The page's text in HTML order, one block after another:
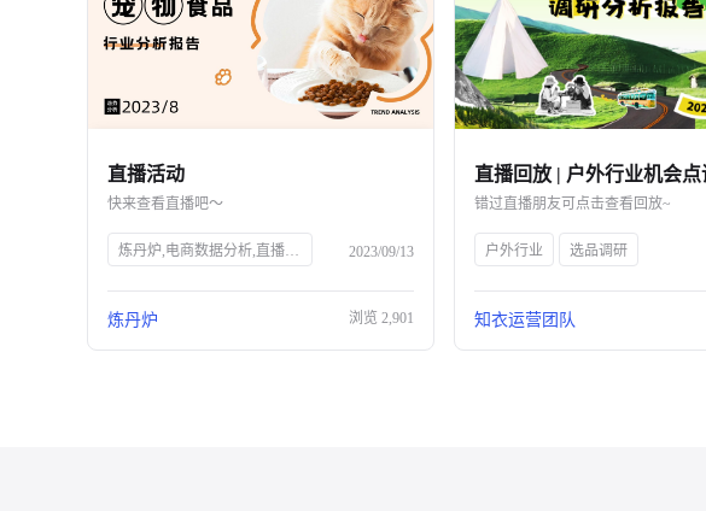
直播活动
快来查看直播吧～
炼丹炉,电商数据分析,直播行业解读,宠物行业解读,知衣科技,AI大数据,服装AI 2023/09/13
炼丹炉 浏览 2,901
错过直播朋友可点击查看回放~
户外行业 选品调研
知衣运营团队